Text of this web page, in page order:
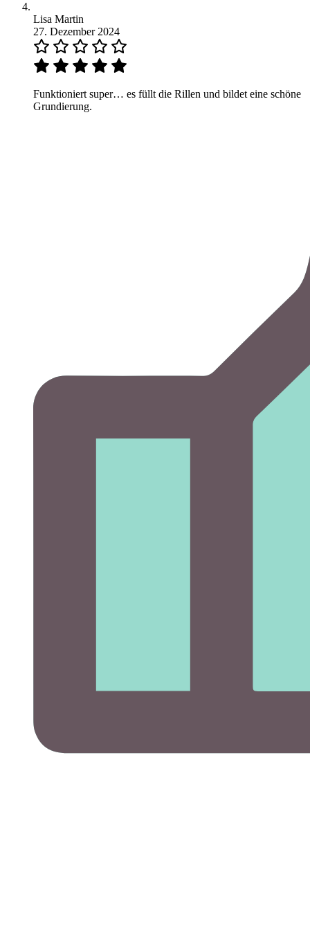
Lisa Martin
27. Dezember 2024
Funktioniert super… es füllt die Rillen und bildet eine schöne
Grundierung.